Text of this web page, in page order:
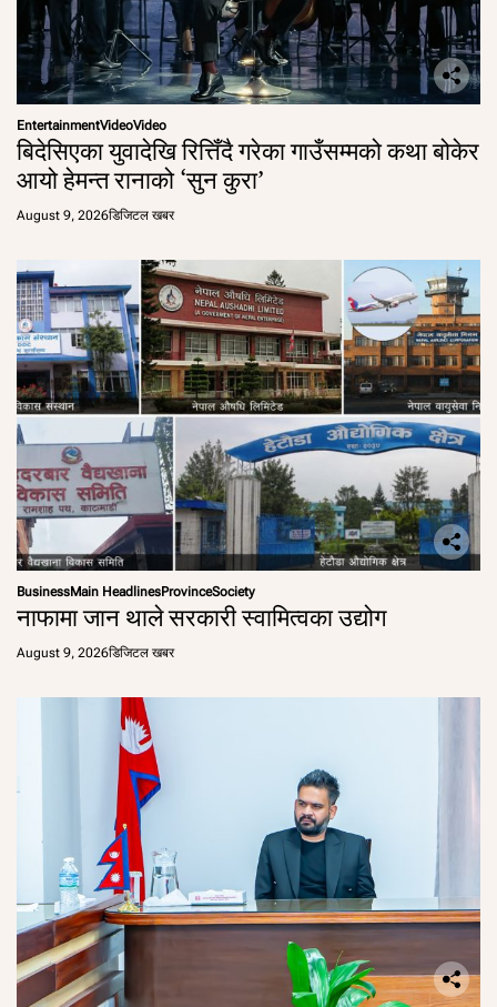
EntertainmentVideoVideo
बिदेसिएका युवादेखि रित्तिँदै गरेका गाउँसम्मको कथा बोकेर
आयो हेमन्त रानाको ‘सुन कुरा’
August 9, 2026डिजिटल खबर
BusinessMain HeadlinesProvinceSociety
नाफामा जान थाले सरकारी स्वामित्वका उद्योग
August 9, 2026डिजिटल खबर